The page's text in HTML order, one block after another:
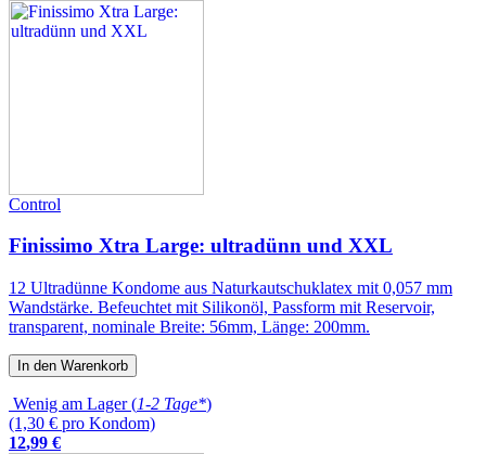
Control
Finissimo Xtra Large: ultradünn und XXL
12 Ultradünne Kondome aus Naturkautschuklatex mit 0,057 mm
Wandstärke. Befeuchtet mit Silikonöl, Passform mit Reservoir,
transparent, nominale Breite: 56mm, Länge: 200mm.
In den Warenkorb
Wenig am Lager (1-2 Tage*)
(1,30 € pro Kondom)
12,99 €